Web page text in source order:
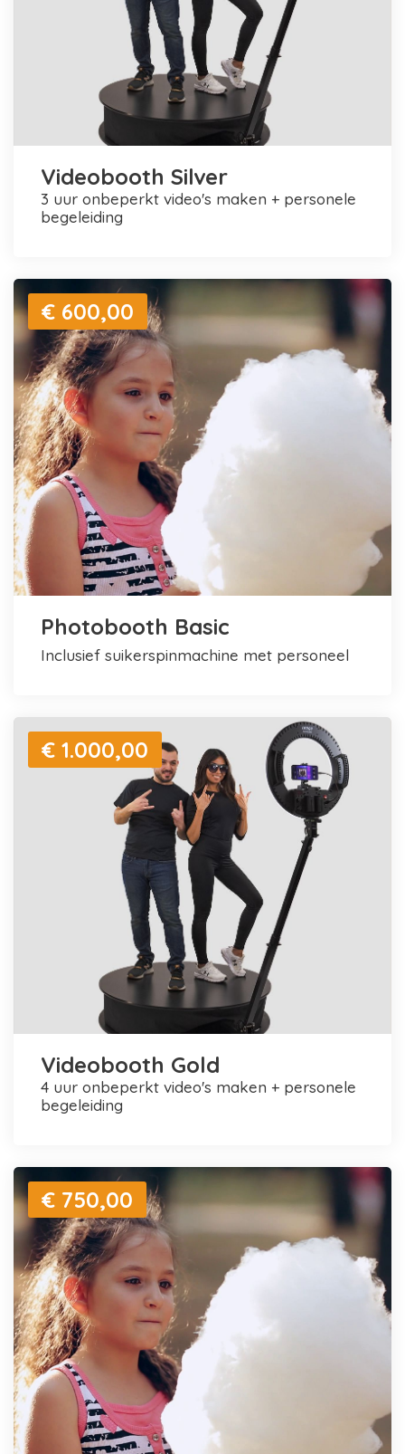
Videobooth Silver
3 uur onbeperkt video's maken + personele
begeleiding
€ 600,00
Photobooth Basic
inclusief suikerspinmachine met personeel
€ 1.000,00
Videobooth Gold
4 uur onbeperkt video's maken + personele
begeleiding
€ 750,00